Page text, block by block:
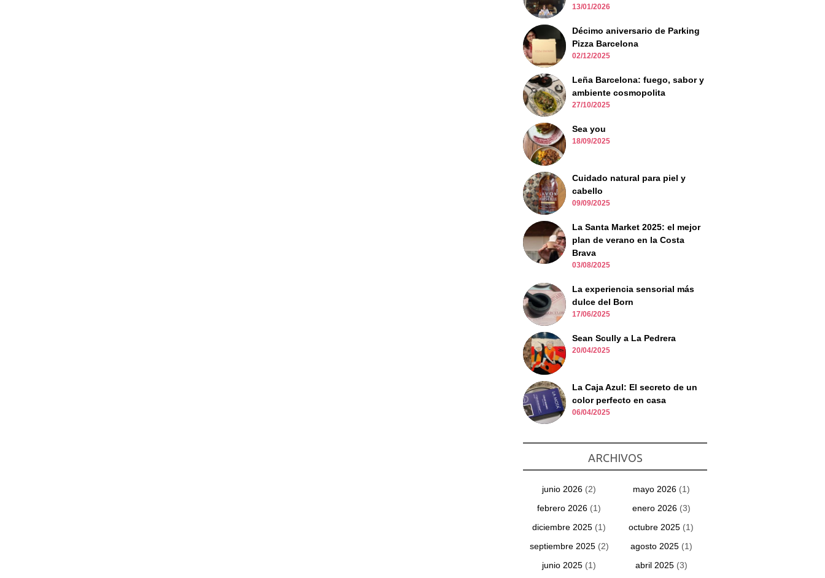
13/01/2026
Décimo aniversario de Parking
Pizza Barcelona
02/12/2025
Leña Barcelona: fuego, sabor y
ambiente cosmopolita
27/10/2025
Sea you
18/09/2025
Cuidado natural para piel y
cabello
09/09/2025
La Santa Market 2025: el mejor
plan de verano en la Costa
Brava
03/08/2025
La experiencia sensorial más
dulce del Born
17/06/2025
Sean Scully a La Pedrera
20/04/2025
La Caja Azul: El secreto de un
color perfecto en casa
06/04/2025
ARCHIVOS
junio 2026 (2) mayo 2026(1)
febrero 2026 (1) enero 2026(3)
diciembre 2025 (1) octubre 2025 (1)
septiembre 2025(2) agosto 2025(1)
junio 2025 (1) abril 2025(3)